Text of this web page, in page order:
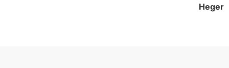
Heger